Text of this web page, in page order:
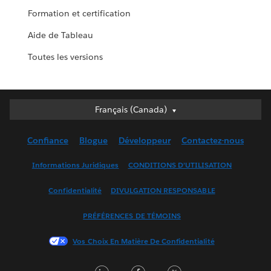
Formation et certification
Aide de Tableau
Toutes les versions
Français (Canada)
Français (Canada)
English (UK)
Français (France)
한국어
Confiance Blogue Développeur Contactez-nous
Informations Juridiques CONDITIONS D’UTILISATION
Confidentialité DIVULGATION RESPONSABLE
PRÉFÉRENCES DE TÉMOINS
Vos Choix En Matière De Confidentialité